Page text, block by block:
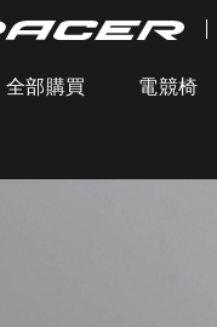
全部購買 電競椅